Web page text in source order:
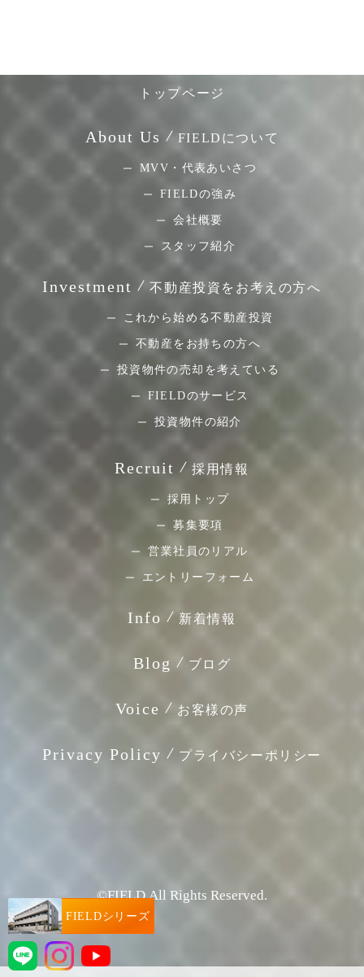
FIELDシリーズ
トップページ
About Us FIELDについて
MVV・代表あいさつ
FIELDの強み
会社概要
スタッフ紹介
Investment 不動産投資をお考えの方へ
これから始める不動産投資
不動産をお持ちの方へ
投資物件の売却を考えている
FIELDのサービス
投資物件の紹介
Recruit 採用情報
採用トップ
募集要項
営業社員のリアル
エントリーフォーム
Info 新着情報
Blog ブログ
Voice お客様の声
Privacy Policy プライバシーポリシー
©FIELD.All Rights Reserved.